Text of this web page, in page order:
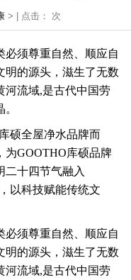
> | 点击： 次
必须尊重自然、顺应自
明的源头，滋生了无数
河流域,是古代中国劳
硕全屋净水品牌而
为GOOTHO库硕品牌
二十四节气融入
以科技赋能传统文
必须尊重自然、顺应自
明的源头，滋生了无数
河流域,是古代中国劳